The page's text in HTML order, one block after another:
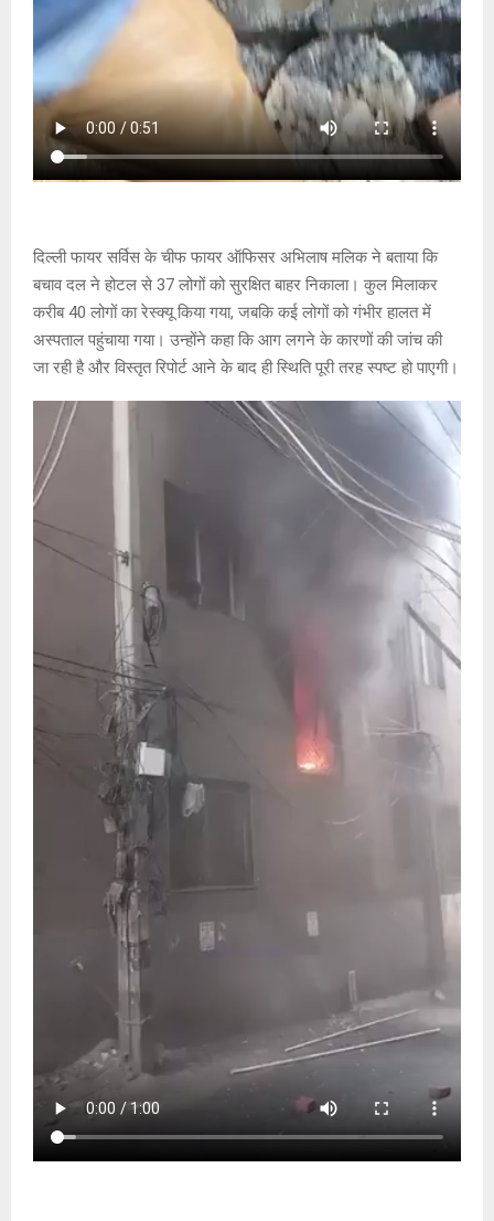
दिल्ली फायर सर्विस के चीफ फायर ऑफिसर अभिलाष मलिक ने बताया कि
बचाव दल ने होटल से 37 लोगों को सुरक्षित बाहर निकाला। कुल मिलाकर
करीब 40 लोगों का रेस्क्यू किया गया, जबकि कई लोगों को गंभीर हालत में
अस्पताल पहुंचाया गया। उन्होंने कहा कि आग लगने के कारणों की जांच की
जा रही है और विस्तृत रिपोर्ट आने के बाद ही स्थिति पूरी तरह स्पष्ट हो पाएगी।